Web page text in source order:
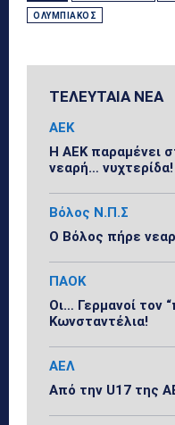
ΟΛΥΜΠΙΑΚΌΣ
ΤΕΛΕΥΤΑΙΑ ΝΕΑ
ΑΕΚ
Η ΑΕΚ παραμένει
νεαρή… νυχτερίδα!
Βόλος Ν.Π.Σ
Ο Βόλος πήρε
ΠΑΟΚ
Οι… Γερμανοί τον
Κωνσταντέλια!
ΑΕΛ
Από την U17 της